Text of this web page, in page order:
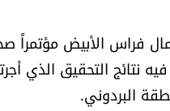
فراس الأبيض
نتائج التحقيق الذي
البردوني.